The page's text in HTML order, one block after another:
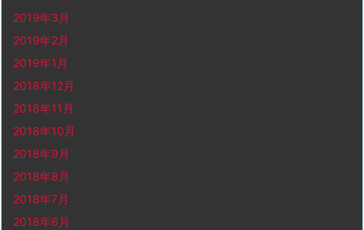
2019年3月
2019年2月
2019年1月
2018年12月
2018年11月
2018年10月
2018年9月
2018年8月
2018年7月
2018年6月